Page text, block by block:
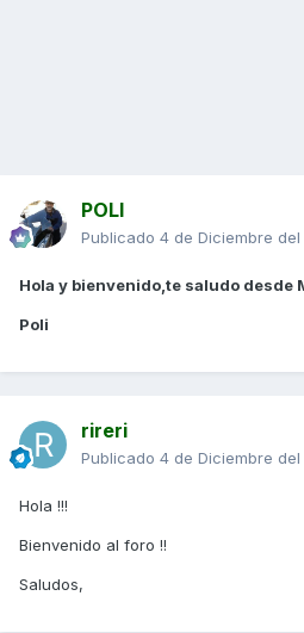
POLI
Publicado 4 de Diciembre del
Hola y bienvenido,te saludo desde
Poli
rireri
Publicado 4 de Diciembre del
Hola !!!
Bienvenido al foro !!
Saludos,